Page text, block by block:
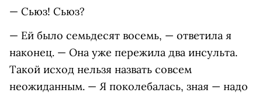
— Сьюз! Сьюз?
— Ей было семьдесят восемь, — ответила я
наконец. — Она уже пережила два инсульта.
Такой исход нельзя назвать совсем
неожиданным. — Я поколебалась, зная — надо